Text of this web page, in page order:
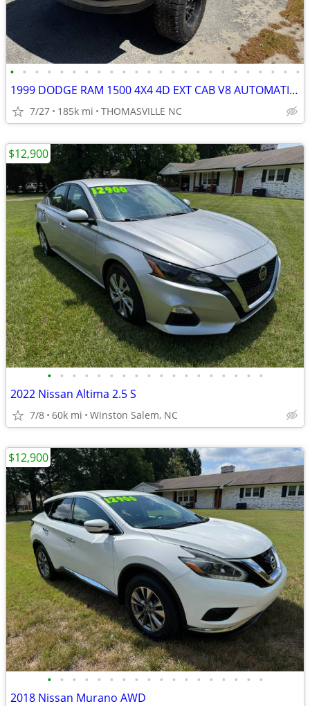
• • • • • • • • • • • • • • • • • • • • • • • •
1999 DODGE RAM 1500 4X4 4D EXT CAB V8 AUTOMATIC 185.000 MILES
7/27 185k mi THOMASVILLE NC
• • • • • • • • • • • • • • • • • •
2022 Nissan Altima 2.5 S
7/8 60k mi Winston Salem, NC
$12,900
• • • • • • • • • • • • • • • • • •
2018 Nissan Murano AWD
$12,900